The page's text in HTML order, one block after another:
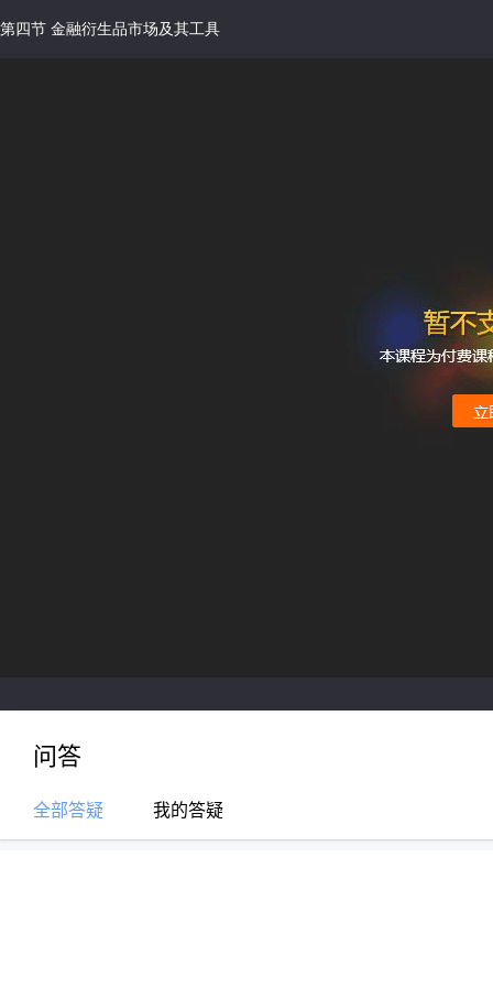
第四节 金融衍生品市场及其工具
问答
全部答疑 我的答疑